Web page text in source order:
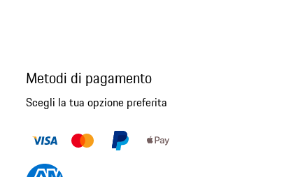
Metodi di pagamento
Scegli la tua opzione preferita